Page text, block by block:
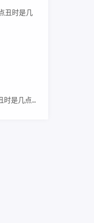
子时是几点(子时是几点到几点丑时是几点到几点)